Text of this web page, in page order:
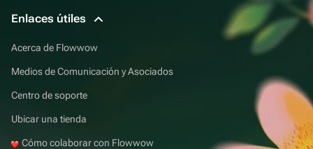
Enlaces útiles
Acerca de Flowwow
Medios de Comunicación y Asociados
Centro de soporte
Ubicar una tienda
Cómo colaborar con Flowwow